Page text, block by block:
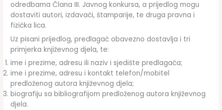
odredbama Člana III. Javnog konkursa, a prijedlog mogu
dostaviti autori, izdavači, štamparije, te druga pravna i
fizička lica.
Uz pisani prijedlog, predlagač obavezno dostavlja i tri
primjerka književnog djela, te:
ime i prezime, adresu ili naziv i sjedište predlagača;
ime i prezime, adresu i kontakt telefon/mobitel
predloženog autora književnog djela;
biografiju sa bibliografijom predloženog autora književnog
djela.